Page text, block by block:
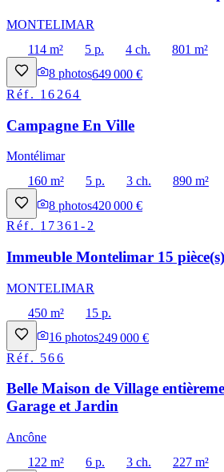
MONTELIMAR
114 m²
5 p. 4 ch.
801 m²
8 photos649 000 €
Réf. 16264
Campagne En Ville
Montélimar
160 m²
5 p. 3 ch.
890 m²
8 photos420 000 €
Réf. 17361-2
Immeuble Montelimar 15
MONTELIMAR
450 m²
15 p.
16 photos249 000 €
Réf. 566
Belle Maison de Village
Garage et Jardin
Ancône
122 m²
6 p. 3 ch.
227 m²